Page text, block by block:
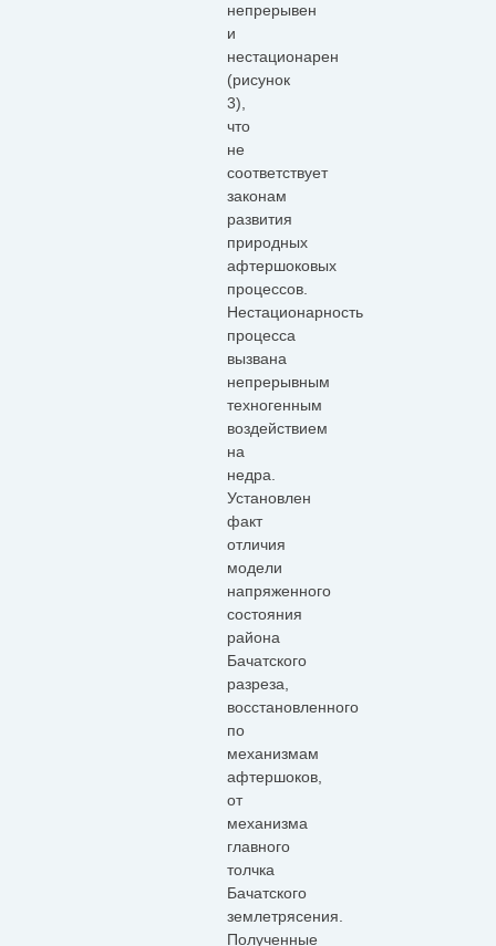
непрерывен
и
нестационарен
(рисунок
3),
что
не
соответствует
законам
развития
природных
афтершоковых
процессов.
Нестационарность
процесса
вызвана
непрерывным
техногенным
воздействием
на
недра.
Установлен
факт
отличия
модели
напряженного
состояния
района
Бачатского
разреза,
восстановленного
по
механизмам
афтершоков,
от
механизма
главного
толчка
Бачатского
землетрясения.
Полученные